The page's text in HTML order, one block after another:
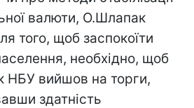
валюти, О.Шлапак
того, щоб заспокоїти
необхідно, щоб
НБУ вийшов на торги,
здатність